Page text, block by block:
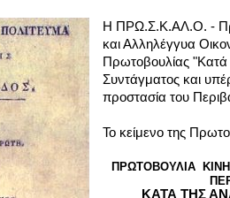
Η ΠΡΩ.Σ.Κ.ΑΛ.Ο. -
και Αλληλέγγυα
Πρωτοβουλίας
Συντάγματος και
προστασία του
Το κείμενο της
ΠΡΩΤΟΒΟΥΛΙΑ
ΚΑΤΑ ΤΗΣ